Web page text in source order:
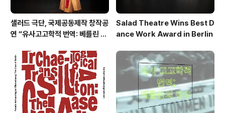
샐러드 극단, 국제공동제작 창작공
연 “유사고고학적 번역: 베를린 사
Salad Theatre Wins Best D
ance Work Award in Berlin